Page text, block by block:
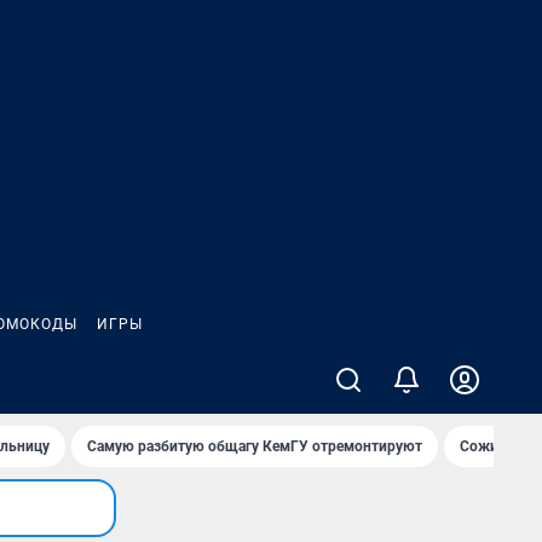
ИГРЫ
Самую разбитую общагу КемГУ отремонтируют